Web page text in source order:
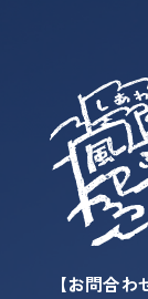
【お問合わ